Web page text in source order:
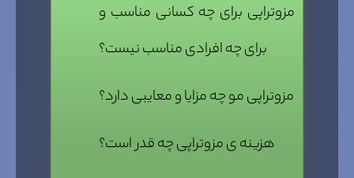
مزوتراپی برای چه کسانی مناسب و
برای چه افرادی مناسب نیست؟
مزوتراپی مو چه مزایا و معایبی دارد؟
هزینه ی مزوتراپی چه قدر است؟